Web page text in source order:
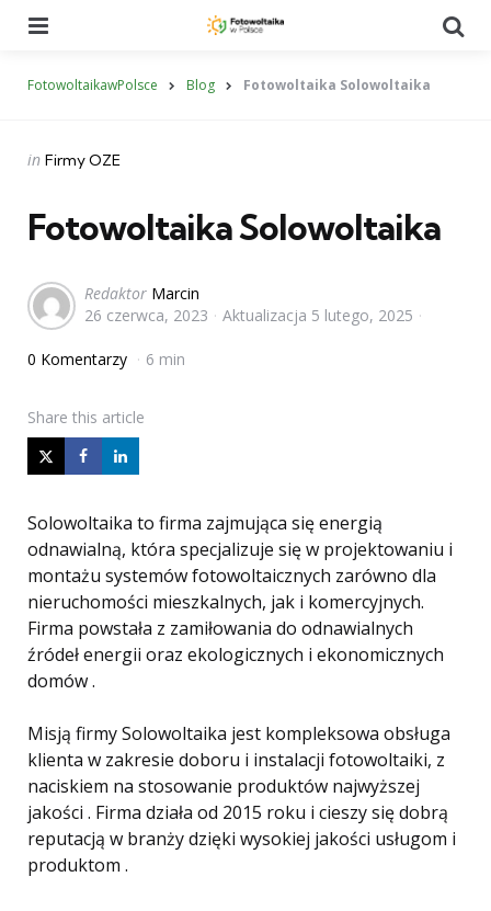
FotowoltaikawPolsce Blog Fotowoltaika Solowoltaika
Categories
Posted
in Firmy OZE
Fotowoltaika Solowoltaika
Posted
by
Redaktor Marcin
26 czerwca, 2023
Aktualizacja 5 lutego, 2025
0 Komentarzy 6 min
Share this article
Solowoltaika to firma zajmująca się energią
odnawialną, która specjalizuje się w projektowaniu i
montażu systemów fotowoltaicznych zarówno dla
nieruchomości mieszkalnych, jak i komercyjnych.
Firma powstała z zamiłowania do odnawialnych
źródeł energii oraz ekologicznych i ekonomicznych
domów .
Misją firmy Solowoltaika jest kompleksowa obsługa
klienta w zakresie doboru i instalacji fotowoltaiki, z
naciskiem na stosowanie produktów najwyższej
jakości . Firma działa od 2015 roku i cieszy się dobrą
reputacją w branży dzięki wysokiej jakości usługom i
produktom .